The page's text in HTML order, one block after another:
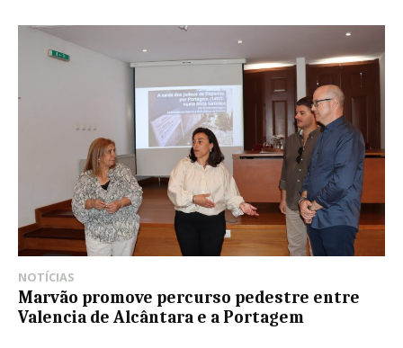
NOTÍCIAS
Marvão promove percurso pedestre entre
Valencia de Alcântara e a Portagem